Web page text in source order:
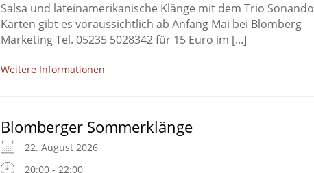
Salsa und lateinamerikanische Klänge mit dem Trio
Karten gibt es voraussichtlich ab Anfang Mai bei Blomberg
Marketing Tel. 05235 5028342 für 15 Euro im [...]
Weitere Informationen
Blomberger Sommerklänge
22. August 2026
20:00 - 22:00